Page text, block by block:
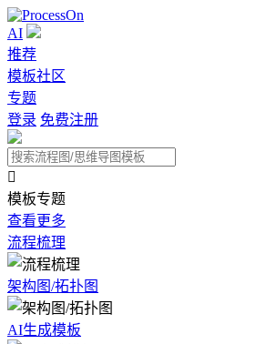
AI
推荐
模板社区
专题
登录 免费注册

模板专题
查看更多
流程梳理
架构图/拓扑图
AI生成模板